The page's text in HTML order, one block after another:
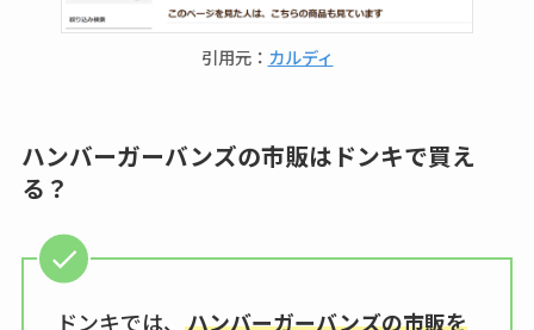
引用元： カルディ
ハンバーガーバンズの市販はドンキで買え
る？
ドンキでは、 ハンバーガーバンズの市販を